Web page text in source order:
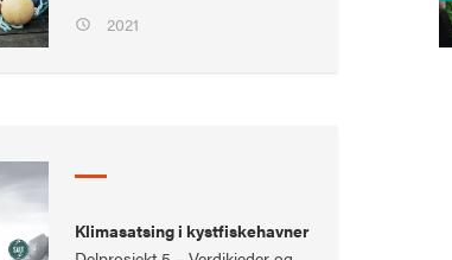
2021
Klimasatsing i kystfiskehavner